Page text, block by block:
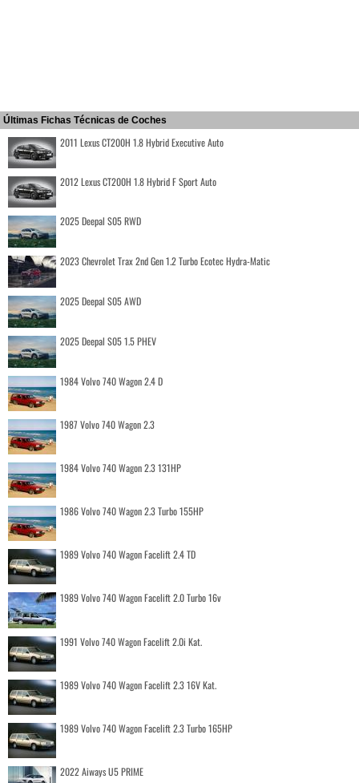
Últimas Fichas Técnicas de Coches
2011 Lexus CT200H 1.8 Hybrid Executive Auto
2012 Lexus CT200H 1.8 Hybrid F Sport Auto
2025 Deepal S05 RWD
2023 Chevrolet Trax 2nd Gen 1.2 Turbo Ecotec Hydra-Matic
2025 Deepal S05 AWD
2025 Deepal S05 1.5 PHEV
1984 Volvo 740 Wagon 2.4 D
1987 Volvo 740 Wagon 2.3
1984 Volvo 740 Wagon 2.3 131HP
1986 Volvo 740 Wagon 2.3 Turbo 155HP
1989 Volvo 740 Wagon Facelift 2.4 TD
1989 Volvo 740 Wagon Facelift 2.0 Turbo 16v
1991 Volvo 740 Wagon Facelift 2.0i Kat.
1989 Volvo 740 Wagon Facelift 2.3 16V Kat.
1989 Volvo 740 Wagon Facelift 2.3 Turbo 165HP
2022 Aiways U5 PRIME